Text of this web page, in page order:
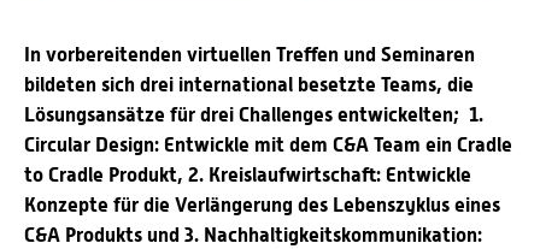
In vorbereitenden virtuellen Treffen und Seminaren
bildeten sich drei international besetzte Teams, die
Lösungsansätze für drei Challenges entwickelten; 1.
Circular Design: Entwickle mit dem C&A Team ein Cradle
to Cradle Produkt, 2. Kreislaufwirtschaft: Entwickle
Konzepte für die Verlängerung des Lebenszyklus eines
C&A Produkts und 3. Nachhaltigkeitskommunikation: